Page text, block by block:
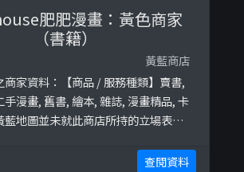
肥肥漫畫：黃色商家
（書籍）
黃藍商店
商家資料：【商品 / 服務種類】賣書,
手漫畫, 舊書, 繪本, 雜誌, 漫畫精品, 卡
藍地圖並未就此商店所持的立場表態
查閱資料